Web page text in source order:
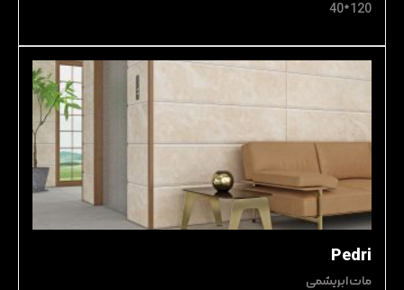
120*40
Pedri
مات ابریشمی